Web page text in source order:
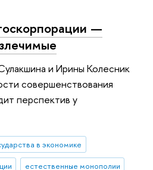
—
и Ирины Колесник
совершенствования
перспектив у
в экономике
естественные монополии